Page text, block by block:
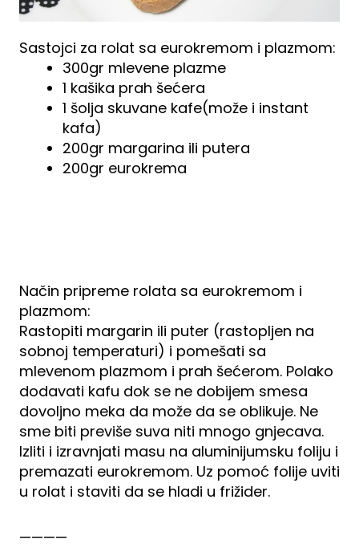
Sastojci za rolat sa eurokremom i plazmom:
300gr mlevene plazme
1 kašika prah šećera
1 šolja skuvane kafe(može i instant
kafa)
200gr margarina ili putera
200gr eurokrema
Način pripreme rolata sa eurokremom i
plazmom:
Rastopiti margarin ili puter (rastopljen na
sobnoj temperaturi) i pomešati sa
mlevenom plazmom i prah šećerom. Polako
dodavati kafu dok se ne dobijem smesa
dovoljno meka da može da se oblikuje. Ne
sme biti previše suva niti mnogo gnjecava.
Izliti i izravnjati masu na aluminijumsku foliju i
premazati eurokremom. Uz pomoć folije uviti
u rolat i staviti da se hladi u frižider.
————